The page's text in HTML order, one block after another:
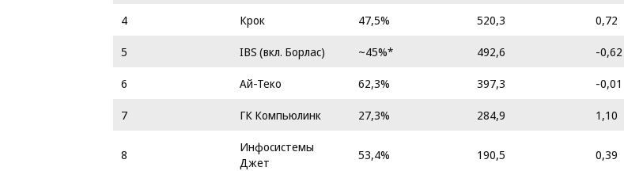
4
Крок 47,5% 520,3 0,72
5
IBS (вкл. Борлас) ~45%* 492,6 -0,62
6
Ай-Теко 62,3% 397,3 -0,01
7
ГК Компьюлинк 27,3% 284,9 1,10
8
Инфосистемы
Джет
53,4% 190,5 0,39